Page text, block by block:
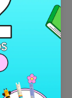
path as he
eras--from
Hollywood
and
a